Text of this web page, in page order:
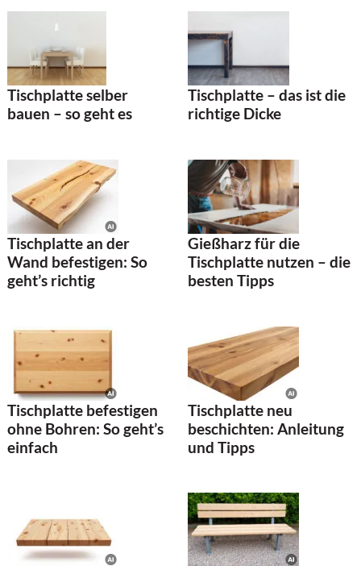
Tischplatte selber
bauen – so geht es
Tischplatte – das ist die
richtige Dicke
Tischplatte an der
Wand befestigen: So
geht’s richtig
Gießharz für die
Tischplatte nutzen – die
besten Tipps
Tischplatte befestigen
ohne Bohren: So geht’s
einfach
Tischplatte neu
beschichten: Anleitung
und Tipps